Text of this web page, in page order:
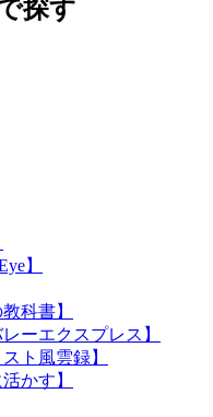
探す
】
科書】
ーエクスプレス】
ト風雲録】
かす】